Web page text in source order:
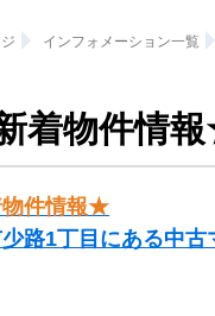
インフォメーション一覧
着物件情
件情報★
路1丁目にある中古